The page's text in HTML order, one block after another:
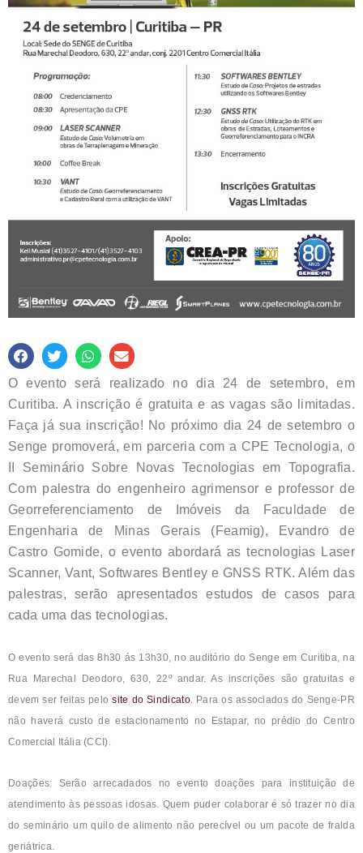
O evento será realizado no dia 24 de setembro, em
Curitiba. A inscrição é gratuita e as vagas são limitadas.
Faça já sua inscrição! No próximo dia 24 de setembro o
Senge promoverá, em parceria com a CPE Tecnologia, o
II Seminário Sobre Novas Tecnologias em Topografia.
Com palestra do engenheiro agrimensor e professor de
Georreferenciamento de Imóveis da Faculdade de
Engenharia de Minas Gerais (Feamig), Evandro de
Castro Gomide, o evento abordará as tecnologias Laser
Scanner, Vant, Softwares Bentley e GNSS RTK. Além das
palestras, serão apresentados estudos de casos para
cada uma das tecnologias.
O evento será das 8h30 ás 13h30, no auditório do Senge em Curitiba, na
Rua Marechal Deodoro, 630, 22º andar. As inscrições são gratuitas e
devem ser feitas pelosite do Sindicato. Para os associados do Senge-PR
não haverá custo de estacionamento no Estapar, no prédio do Centro
Comercial Itália (CCI).
Doações: Serão arrecadados no evento doações para instituição de
atendimento às pessoas idosas. Quem puder colaborar é só trazer no dia
do seminário um quilo de alimento não perecível ou um pacote de fralda
geriátrica.